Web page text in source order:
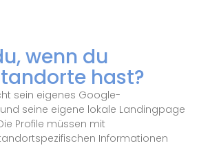
wenn du
hast?
sein eigenes Google-
seine eigene lokale Landingpage
Profile müssen mit
Informationen